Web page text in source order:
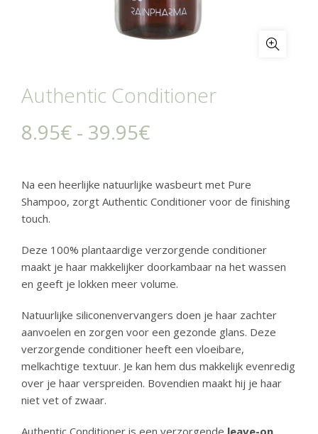
Authentic Conditioner
8.95€ - 39.95€Prijsklasse:
tot
Na een heerlijke natuurlijke wasbeurt met Pure
Shampoo, zorgt Authentic Conditioner voor de finishing
touch.
Deze 100% plantaardige verzorgende conditioner
maakt je haar makkelijker doorkambaar na het wassen
en geeft je lokken meer volume.
Natuurlijke siliconenvervangers doen je haar zachter
aanvoelen en zorgen voor een gezonde glans. Deze
verzorgende conditioner heeft een vloeibare,
melkachtige textuur. Je kan hem dus makkelijk evenredig
over je haar verspreiden. Bovendien maakt hij je haar
niet vet of zwaar.
Authentic Conditioner is een verzorgende leave-on